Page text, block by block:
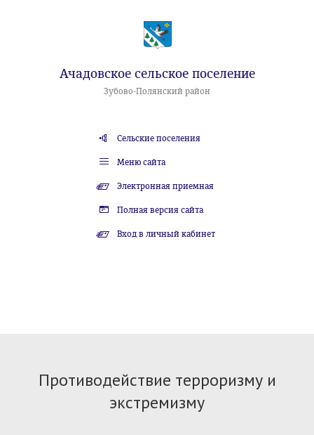
Ачадовское сельское поселение
Зубово-Полянский район
Сельские поселения
Меню сайта
Электронная приемная
Полная версия сайта
Вход в личный кабинет
Противодействие терроризму и
экстремизму